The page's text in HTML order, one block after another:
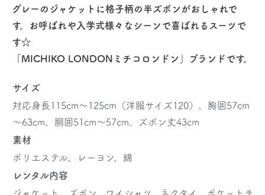
グレーのジャケットに格子柄の半ズボンがおしゃれで
す。お呼ばれや入学式様々なシーンで喜ばれるスーツで
す☆
「MICHIKO LONDONミチコロンドン」ブランドです。
サイズ
対応身長115cm～125cm（洋服サイズ120）、胸囲57cm
～63cm、胴囲51cm～57cm、ズボン丈43cm
素材
ポリエステル、レーヨン、綿
レンタル内容
ジャケット、ズボン、ワイシャツ、ネクタイ、ポケットチ